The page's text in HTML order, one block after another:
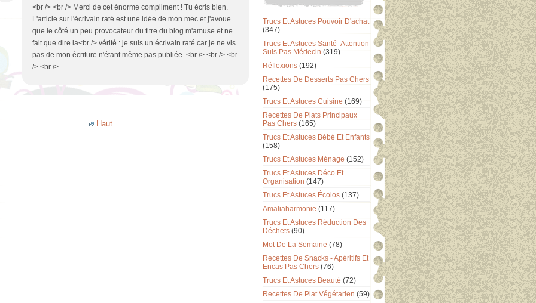
<br /> <br /> Merci de cet énorme compliment ! Tu écris bien.
L'article sur l'écrivain raté est une idée de mon mec et j'avoue
que le côté un peu provocateur du titre du blog m'amuse et ne
fait que dire la<br /> vérité : je suis un écrivain raté car je ne vis
pas de mon écriture n'étant même pas publiée. <br /> <br /> <br
/> <br />
Haut
Trucs Et Astuces Pouvoir D'achat
(347)
Trucs Et Astuces Santé- Attention
Suis Pas Médecin (319)
Réflexions (192)
Recettes De Desserts Pas Chers
(175)
Trucs Et Astuces Cuisine (169)
Recettes De Plats Principaux
Pas Chers (165)
Trucs Et Astuces Bébé Et Enfants
(158)
Trucs Et Astuces Ménage (152)
Trucs Et Astuces Déco Et
Organisation (147)
Trucs Et Astuces Écolos (137)
Amaliaharmonie (117)
Trucs Et Astuces Réduction Des
Déchets (90)
Mot De La Semaine (78)
Recettes De Snacks - Apéritifs Et
Encas Pas Chers (76)
Trucs Et Astuces Beauté (72)
Recettes De Plat Végétarien (59)